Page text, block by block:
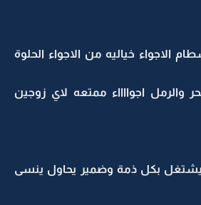
الاجواء خياليه من الاجواء الحلوة
والرمل اجوااااء ممتعه لاي زوجين
بكل ذمة وضمير يحاول ينسى